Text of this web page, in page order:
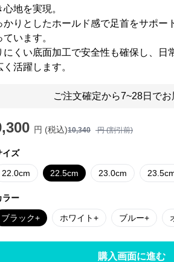
心地を実現。
かりとしたホールド感で足首をサポー
ています。
にくい底面加工で安全性も確保し、日
く活躍します。
ご注文確定から7~28日でお
円 (税込)10,340 円 (割引前)
イズ
22.0cm 22.5cm 23.0cm
ラー
ブラック+ ホワイト+ ブルー+
購入画面に進む